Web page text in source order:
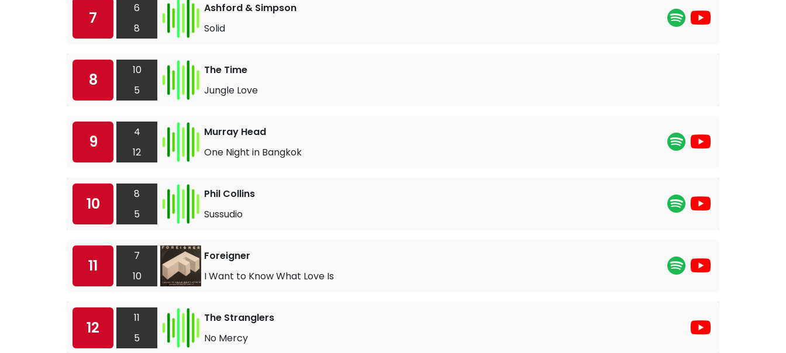
7
6
8
Ashford & Simpson
Solid
8
10
5
The Time
Jungle Love
9
4
12
Murray Head
One Night in Bangkok
10
8
5
Phil Collins
Sussudio
11
7
10
Foreigner
I Want to Know What Love Is
12
11
5
The Stranglers
No Mercy